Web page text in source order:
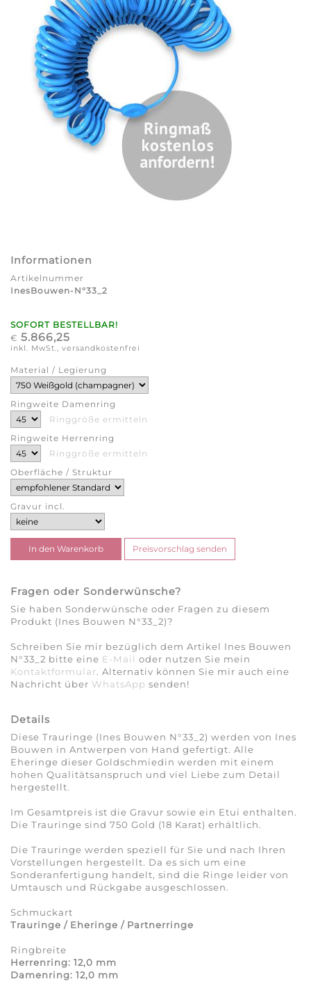
Informationen
Artikelnummer
InesBouwen-N°33_2
SOFORT BESTELLBAR!
€ 5.866,25
inkl. MwSt., versandkostenfrei
Material / Legierung
Ringweite Damenring
Ringgröße ermitteln
Ringweite Herrenring
Ringgröße ermitteln
Oberfläche / Struktur
Gravur incl.
Fragen oder Sonderwünsche?
Sie haben Sonderwünsche oder Fragen zu diesem
Produkt (Ines Bouwen N°33_2)?
Schreiben Sie mir bezüglich dem Artikel Ines Bouwen
N°33_2 bitte eine E-Mail oder nutzen Sie mein
Kontaktformular. Alternativ können Sie mir auch eine
Nachricht über WhatsApp senden!
Details
Diese Trauringe (Ines Bouwen N°33_2) werden von Ines
Bouwen in Antwerpen von Hand gefertigt. Alle
Eheringe dieser Goldschmiedin werden mit einem
hohen Qualitätsanspruch und viel Liebe zum Detail
hergestellt.
Im Gesamtpreis ist die Gravur sowie ein Etui enthalten.
Die Trauringe sind 750 Gold (18 Karat) erhältlich.
Die Trauringe werden speziell für Sie und nach Ihren
Vorstellungen hergestellt. Da es sich um eine
Sonderanfertigung handelt, sind die Ringe leider von
Umtausch und Rückgabe ausgeschlossen.
Schmuckart
Trauringe / Eheringe / Partnerringe
Ringbreite
Herrenring: 12,0 mm
Damenring: 12,0 mm